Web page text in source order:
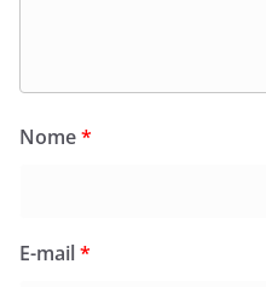
Nome*
E-mail*